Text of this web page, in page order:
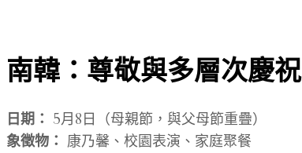
南韓：尊敬與多層次慶祝
日期：
5月8日（母親節，與父母節重疊）
象徵物：
康乃馨、校園表演、家庭聚餐